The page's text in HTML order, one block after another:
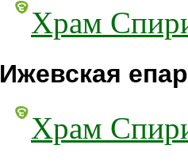
Храм
Ижевская
Храм